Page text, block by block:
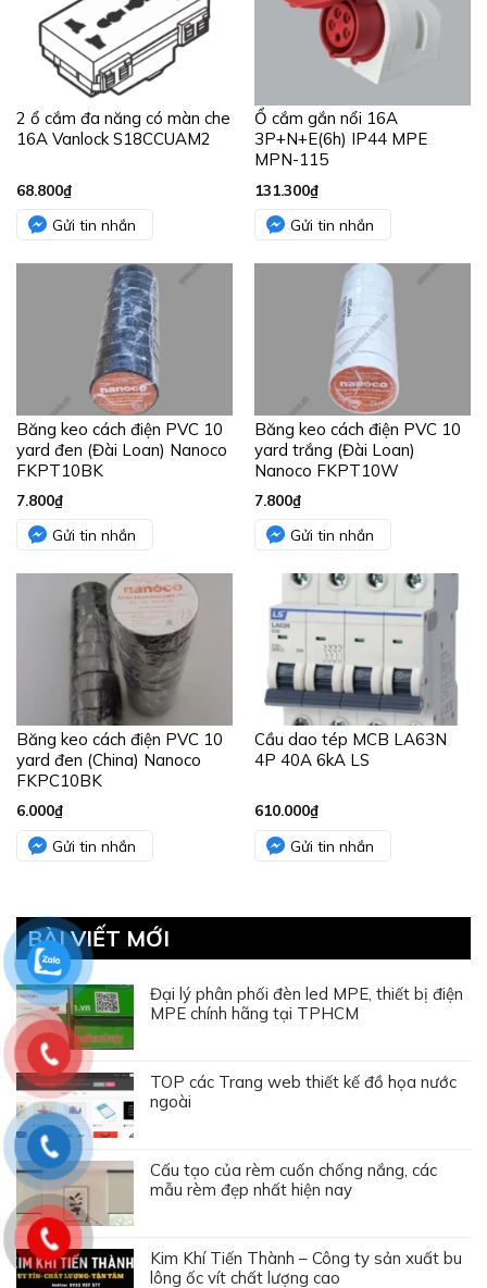
2 ổ cắm đa năng có màn che
16A Vanlock S18CCUAM2
68.800₫
Gửi tin nhắn
Ổ cắm gắn nổi 16A
3P+N+E(6h) IP44 MPE
MPN-115
131.300₫
Gửi tin nhắn
Băng keo cách điện PVC 10
yard đen (Đài Loan) Nanoco
FKPT10BK
7.800₫
Gửi tin nhắn
Băng keo cách điện PVC 10
yard trắng (Đài Loan)
Nanoco FKPT10W
7.800₫
Gửi tin nhắn
Băng keo cách điện PVC 10
yard đen (China) Nanoco
FKPC10BK
6.000₫
Gửi tin nhắn
Cầu dao tép MCB LA63N
4P 40A 6kA LS
610.000₫
Gửi tin nhắn
BÀI VIẾT MỚI
Đại lý phân phối đèn led MPE, thiết bị điện
MPE chính hãng tại TPHCM
TOP các Trang web thiết kế đồ họa nước
ngoài
Cấu tạo của rèm cuốn chống nắng, các
mẫu rèm đẹp nhất hiện nay
Kim Khí Tiến Thành – Công ty sản xuất bu
lông ốc vít chất lượng cao